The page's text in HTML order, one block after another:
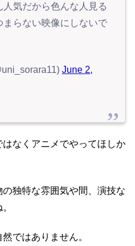
気だから色んな人見る
まらない映像にしないで
June 2,
なくアニメでやってほしか
独特な雰囲気や間、演技な
ではありません。